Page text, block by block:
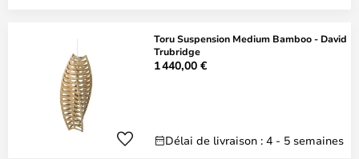
Toru Suspension Medium Bamboo - David
Trubridge
1 440,00 €
Délai de livraison : 4 - 5 semaines